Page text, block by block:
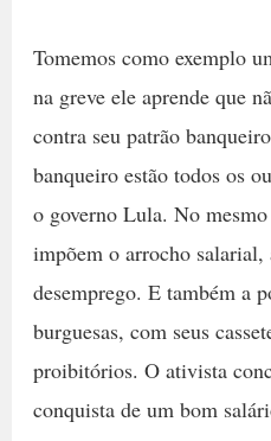
Tomemos como exemplo
na greve ele aprende que
contra seu patrão
banqueiro estão todos os
o governo Lula. No
impõem o arrocho salarial,
desemprego. E também a
burguesas, com seus
proibitórios. O ativista
conquista de um bom